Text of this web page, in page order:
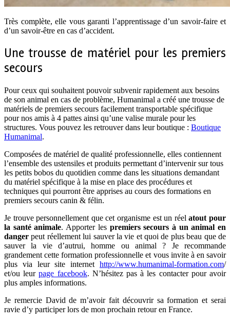
Très complète, elle vous garanti l’apprentissage d’un savoir-faire et
d’un savoir-être en cas d’accident.
Une trousse de matériel pour les premiers
secours
Pour ceux qui souhaitent pouvoir subvenir rapidement aux besoins
de son animal en cas de problème, Humanimal a créé une trousse de
matériels de premiers secours facilement transportable spécifique
pour nos amis à 4 pattes ainsi qu’une valise murale pour les
structures. Vous pouvez les retrouver dans leur boutique : Boutique
Humanimal.
Composées de matériel de qualité professionnelle, elles contiennent
l’ensemble des ustensiles et produits permettant d’intervenir sur tous
les petits bobos du quotidien comme dans les situations demandant
du matériel spécifique à la mise en place des procédures et
techniques qui pourront être apprises au cours des formations en
premiers secours canin & félin.
Je trouve personnellement que cet organisme est un réelatout pour
la santé animale. Apporter les premiers secours à un animal en
danger peut réellement lui sauver la vie et quoi de plus beau que de
sauver la vie d’autrui, homme ou animal ? Je recommande
grandement cette formation professionnelle et vous invite à en savoir
plus via leur site internet http://www.humanimal-formation.com/
et/ou leurpage facebook. N’hésitez pas à les contacter pour avoir
plus amples informations.
Je remercie David de m’avoir fait découvrir sa formation et serai
ravie d’y participer lors de mon prochain retour en France.